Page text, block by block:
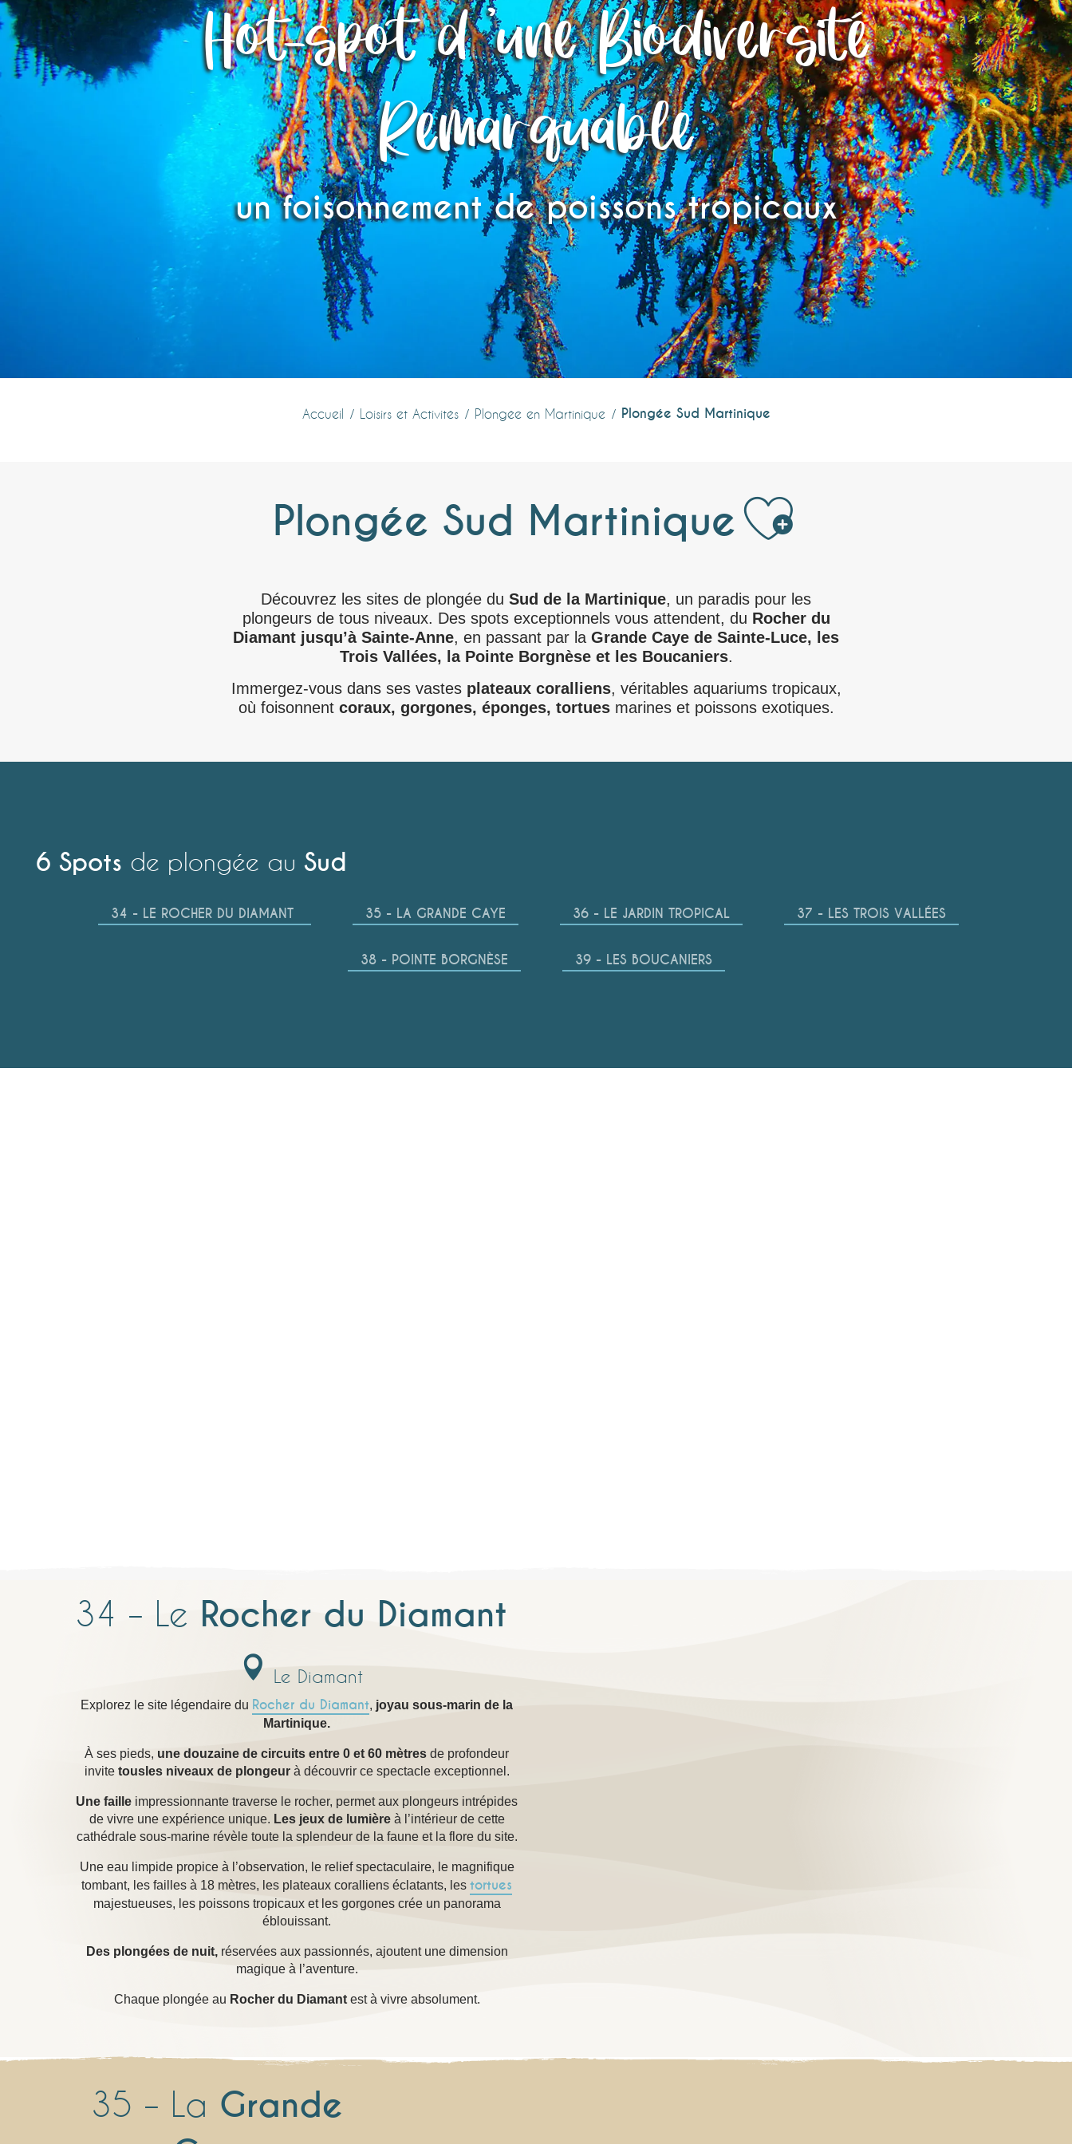
Hot-spot d 'une Biodiversité
Remarquable
un foisonnement de poissons tropicaux
Accueil Loisirs et Activités Plongée en Martinique Plongée Sud Martinique
Plongée Sud MartiniqueAjouter
Découvrez les sites de plongée du Sud de la Martinique, un paradis pour les
plongeurs de tous niveaux. Des spots exceptionnels vous attendent, du Rocher du
Diamant jusqu’à Sainte-Anne, en passant par la Grande Caye de Sainte-Luce, les
Trois Vallées, la Pointe Borgnèse et les Boucaniers.
Immergez-vous dans ses vastes plateaux coralliens, véritables aquariums tropicaux,
où foisonnent coraux, gorgones, éponges, tortuesmarines et poissons exotiques.
6 Spots de plongée au Sud
34 - LE ROCHER DU DIAMANT 35 - LA GRANDE CAYE 36 - LE JARDIN TROPICAL 37 - LES TROIS VALLÉES
38 - POINTE BORGNÈSE 39 - LES BOUCANIERS
34 – Le Rocher du Diamant
Le Diamant
Explorez le site légendaire du Rocher du Diamant, joyau sous-marin de la
Martinique.
À ses pieds, une douzaine de circuits entre 0 et 60 mètres de profondeur
invite tousles niveaux de plongeurà découvrir ce spectacle exceptionnel.
Une faille impressionnante traverse le rocher, permet aux plongeurs intrépides
de vivre une expérience unique. Les jeux de lumièreà l’intérieur de cette
cathédrale sous-marine révèle toute la splendeur de la faune et la flore du site.
Une eau limpide propice à l’observation, le relief spectaculaire, le magnifique
tombant, les failles à 18 mètres, les plateaux coralliens éclatants, les tortues
majestueuses, les poissons tropicaux et les gorgones crée un panorama
éblouissant.
Des plongées de nuit, réservées aux passionnés, ajoutent une dimension
magique à l’aventure.
Chaque plongée au Rocher du Diamantest à vivre absolument.
35 – La Grande